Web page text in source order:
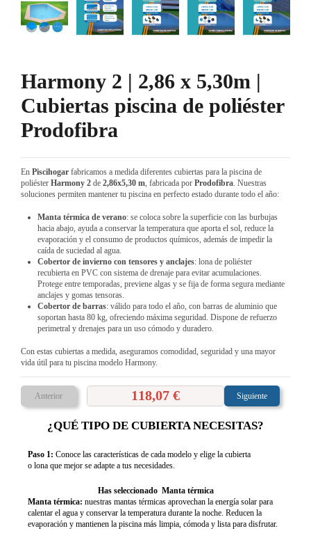
Harmony 2 | 2,86 x 5,30m |
Cubiertas piscina de poliéster
Prodofibra
En Piscihogar fabricamos a medida diferentes cubiertas para la piscina de
poliéster Harmony 2 de 2,86x5,30 m, fabricada por Prodofibra. Nuestras
soluciones permiten mantener tu piscina en perfecto estado durante todo el año:
Manta térmica de verano: se coloca sobre la superficie con las burbujas
hacia abajo, ayuda a conservar la temperatura que aporta el sol, reduce la
evaporación y el consumo de productos químicos, además de impedir la
caída de suciedad al agua.
Cobertor de invierno con tensores y anclajes: lona de poliéster
recubierta en PVC con sistema de drenaje para evitar acumulaciones.
Protege entre temporadas, previene algas y se fija de forma segura mediante
anclajes y gomas tensoras.
Cobertor de barras: válido para todo el año, con barras de aluminio que
soportan hasta 80 kg, ofreciendo máxima seguridad. Dispone de refuerzo
perimetral y drenajes para un uso cómodo y duradero.
Con estas cubiertas a medida, aseguramos comodidad, seguridad y una mayor
vida útil para tu piscina modelo Harmony.
Anterior 118,07 € Siguiente
¿QUÉ TIPO DE CUBIERTA NECESITAS?
Paso 1: Conoce las características de cada modelo y elige la cubierta
o lona que mejor se adapte a tus necesidades.
Has seleccionado Manta térmica
Manta térmica: nuestras mantas térmicas aprovechan la energía solar para
calentar el agua y conservar la temperatura durante la noche. Reducen la
evaporación y mantienen la piscina más limpia, cómoda y lista para disfrutar.